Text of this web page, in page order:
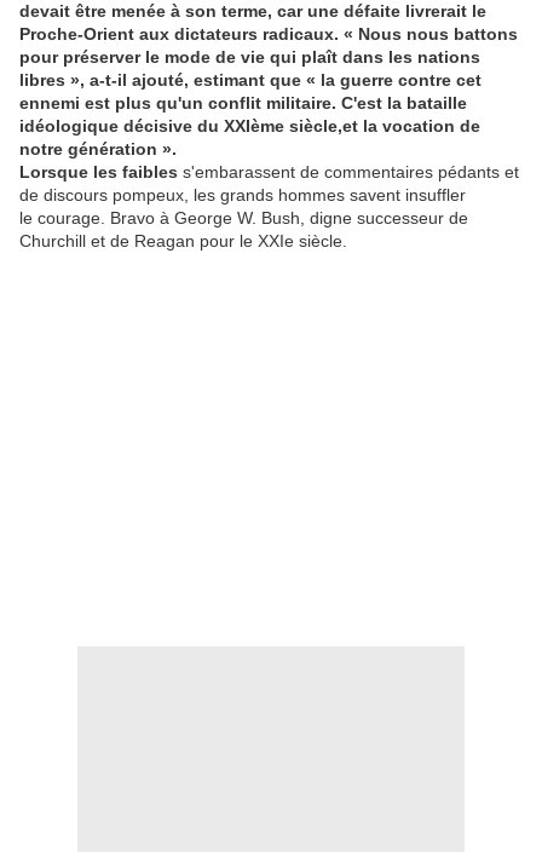
devait être menée à son terme, car une défaite livrerait le
Proche-Orient aux dictateurs radicaux. « Nous nous battons
pour préserver le mode de vie qui plaît dans les nations
libres », a-t-il ajouté, estimant que « la guerre contre cet
ennemi est plus qu'un conflit militaire. C'est la bataille
idéologique décisive du XXIème siècle,et la vocation de
notre génération ».
Lorsque les faibles s'embarassent de commentaires pédants et
de discours pompeux, les grands hommes savent insuffler
le courage. Bravo à George W. Bush, digne successeur de
Churchill et de Reagan pour le XXIe siècle.